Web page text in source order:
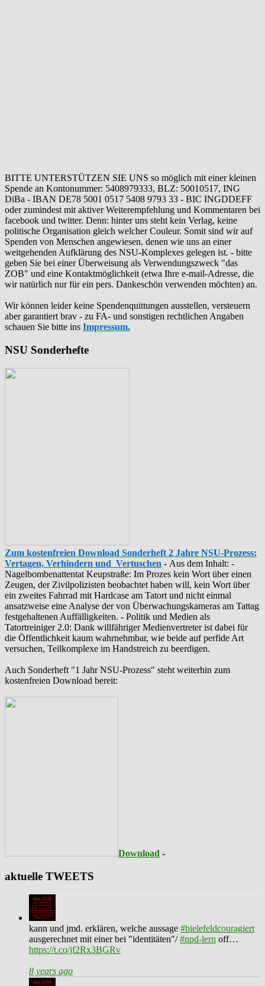
BITTE UNTERSTÜTZEN SIE UNS so möglich mit einer kleinen
Spende an Kontonummer: 5408979333, BLZ: 50010517, ING
DiBa - IBAN DE78 5001 0517 5408 9793 33 - BIC INGDDEFF
oder zumindest mit aktiver Weiterempfehlung und Kommentaren bei
facebook und twitter. Denn: hinter uns steht kein Verlag, keine
politische Organisation gleich welcher Couleur. Somit sind wir auf
Spenden von Menschen angewiesen, denen wie uns an einer
weitgehenden Aufklärung des NSU-Komplexes gelegen ist. - bitte
geben Sie bei einer Überweisung als Verwendungszweck "das
ZOB" und eine Kontaktmöglichkeit (etwa Ihre e-mail-Adresse, die
wir natürlich nur für ein pers. Dankeschön verwenden möchten) an.
Wir können leider keine Spendenquittungen ausstellen, versteuern
aber garantiert brav - zu FA- und sonstigen rechtlichen Angaben
schauen Sie bitte ins Impressum.
NSU Sonderhefte
Zum kostenfreien Download Sonderheft 2 Jahre NSU-Prozess:
Vertagen, Verhindern und Vertuschen - Aus dem Inhalt: -
‪Nagelbombenattentat‬ ‎Keupstraße‬: Im Prozes kein Wort über einen
Zeugen, der Zivilpolizisten beobachtet haben will, kein Wort über
ein zweites Fahrrad mit Hardcase am Tatort und nicht einmal
ansatzweise eine Analyse der von Überwachungskameras am Tattag
festgehaltenen Auffälligkeiten. - Politik und Medien als
‪Tatortreiniger‬ 2.0: Dank willfähriger Medienvertreter ist dabei für
die Öffentlichkeit kaum wahrnehmbar, wie beide auf perfide Art
versuchen, Teilkomplexe im Handstreich zu beerdigen.
Auch Sonderheft "1 Jahr NSU-Prozess" steht weiterhin zum
kostenfreien Download bereit:
Download -
aktuelle TWEETS
kann und jmd. erklären, welche aussage #bielefeldcouragiert
ausgerechnet mit einer bei "identitäten"/#npd-lern off…
https://t.co/jf2Rx3BGRv
8 years ago